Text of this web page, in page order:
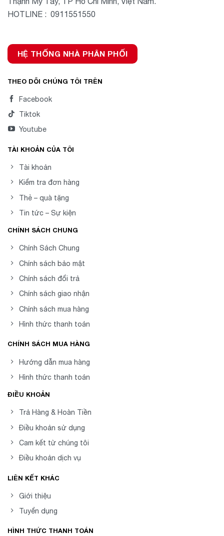
HOTLINE : 0911551550
HỆ THỐNG NHÀ PHÂN PHỐI
THEO DÕI CHÚNG TÔI TRÊN
Facebook
Tiktok
Youtube
TÀI KHOẢN CỦA TÔI
Tài khoản
Kiểm tra đơn hàng
Thẻ – quà tặng
Tin tức – Sự kiện
CHÍNH SÁCH CHUNG
Chính Sách Chung
Chính sách bảo mật
Chính sách đổi trả
Chính sách giao nhận
Chính sách mua hàng
Hình thức thanh toán
CHÍNH SÁCH MUA HÀNG
Hướng dẫn mua hàng
Hình thức thanh toán
ĐIỀU KHOẢN
Trả Hàng & Hoàn Tiền
Điều khoản sử dụng
Cam kết từ chúng tôi
Điều khoản dịch vụ
LIÊN KẾT KHÁC
Giới thiệu
Tuyển dụng
HÌNH THỨC THANH TOÁN